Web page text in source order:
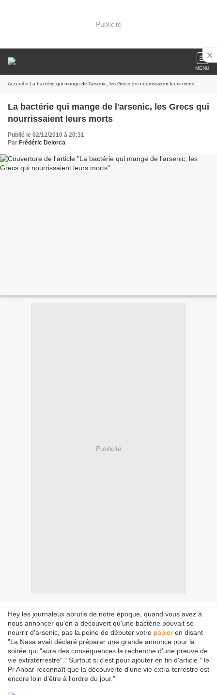
Publicité
MENU
Accueil » La bactérie qui mange de l'arsenic, les Grecs qui nourrissaient leurs morts
La bactérie qui mange de l'arsenic, les Grecs qui
nourrissaient leurs morts
Publié le 02/12/2010 à 20:31
Par Frédéric Delorca
Publicité
Hey les journaleux abrutis de notre époque, quand vous avez à
nous annoncer qu'on a découvert qu'une bactérie pouvait se
nourrir d'arsenic, pas la peine de débuter votre papier en disant
"La Nasa avait déclaré préparer une grande annonce pour la
soirée qui "aura des conséquences la recherche d'une preuve de
vie extraterrestre"." Surtout si c'est pour ajouter en fin d'article " le
Pr Anbar reconnaît que la découverte d'une vie extra-terrestre est
encore loin d'être à l'ordre du jour."